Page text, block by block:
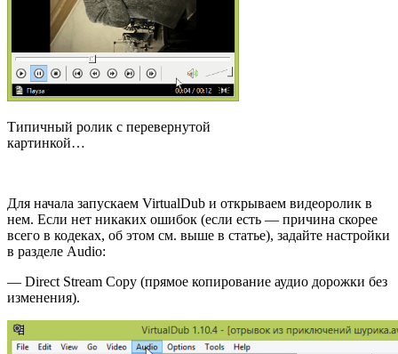
Типичный ролик с перевернутой
картинкой…
Для начала запускаем VirtualDub и открываем видеоролик в
нем. Если нет никаких ошибок (если есть — причина скорее
всего в кодеках, об этом см. выше в статье), задайте настройки
в разделе Audio:
— Direct Stream Copy (прямое копирование аудио дорожки без
изменения).